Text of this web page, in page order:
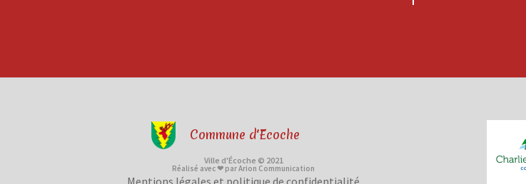
Commune d'Ecoche
Ville d'Écoche © 2021
Réalisé avec ❤ par Arion Communication